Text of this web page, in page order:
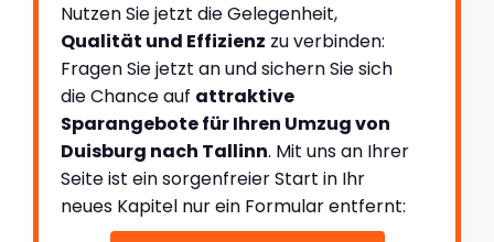
Nutzen Sie jetzt die Gelegenheit,
Qualität und Effizienz zu verbinden:
Fragen Sie jetzt an und sichern Sie sich
die Chance auf attraktive
Sparangebote für Ihren Umzug von
Duisburg nach Tallinn. Mit uns an Ihrer
Seite ist ein sorgenfreier Start in Ihr
neues Kapitel nur ein Formular entfernt: